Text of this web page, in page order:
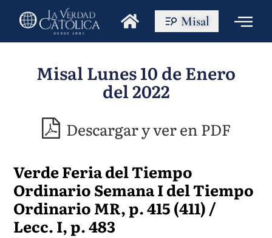
Misal
Misal Lunes 10 de Enero
del 2022
Descargar y ver en PDF
Verde Feria del Tiempo
Ordinario Semana I del Tiempo
Ordinario MR, p. 415 (411) /
Lecc. I, p. 483